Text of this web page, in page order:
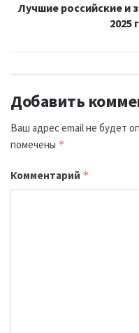
Лучшие российские и
2025
Добавить
Ваш адрес email не будет
помечены *
Комментарий *